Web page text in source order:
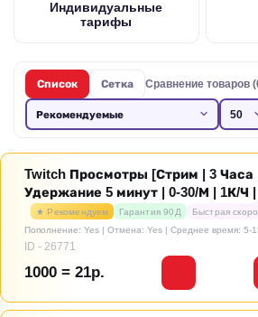
Индивидуальные
тарифы
Список Сетка Сравнение товаров
Twitch Просмотры [Стрим | 3 Часа
Удержание 5 минут | 0-30/М | 1К/Ч |
★ Рекомендуем Гарантия 90Д
Быстрая
Пополнение: Yes | Отмена: Yes | Среднее время: 5-
ID - 26771
1000 = 21р.